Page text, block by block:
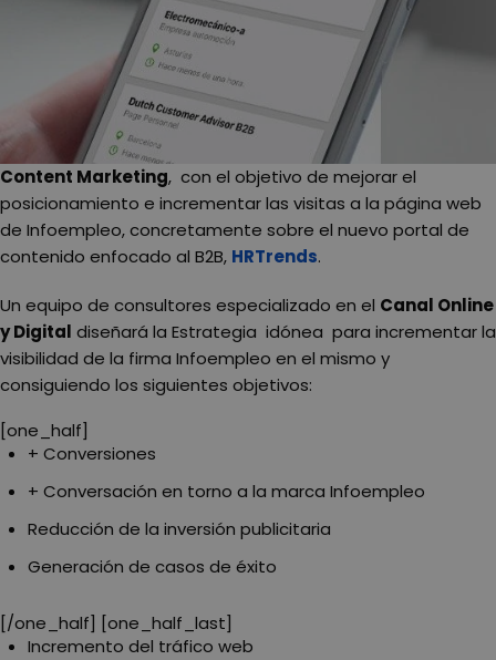
Content Marketing, con el objetivo de mejorar el
posicionamiento e incrementar las visitas a la página web
de Infoempleo, concretamente sobre el nuevo portal de
contenido enfocado al B2B, HRTrends.
Un equipo de consultores especializado en el Canal Online
y Digital diseñará la Estrategia idónea para incrementar la
visibilidad de la firma Infoempleo en el mismo y
consiguiendo los siguientes objetivos:
[one_half]
+ Conversiones
+ Conversación en torno a la marca Infoempleo
Reducción de la inversión publicitaria
Generación de casos de éxito
[/one_half] [one_half_last]
Incremento del tráfico web